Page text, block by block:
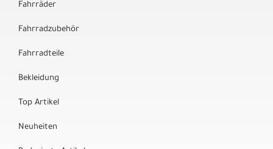
Fahrräder
Fahrradzubehör
Fahrradteile
Bekleidung
Top Artikel
Neuheiten